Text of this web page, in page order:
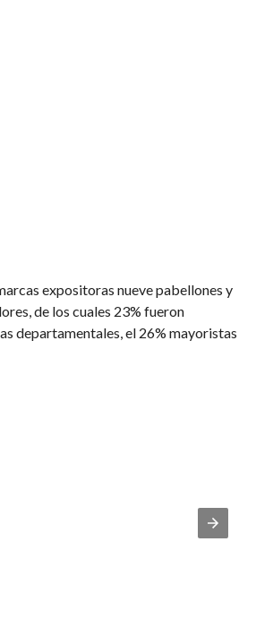
expositoras nueve pabellones y
de los cuales 23% fueron
departamentales, el 26% mayoristas